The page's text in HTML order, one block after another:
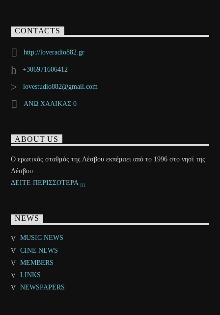
CONTACTS
http://loveradio882.gr
+306971606412
lovestudio882@gmail.com
ΑΝΩ ΧΑΛΙΚΑΣ 0
ABOUT US
Ο ερωτικός σταθμός της Λέσβου εκπέμπει από το 1996 στο νησί της
Λέσβου....
ΔΕΙΤΕ ΠΕΡΙΣΣΟΤΕΡΑ
NEWS
MUSIC NEWS
CINE NEWS
MEMBERS
LINKS
NEWSPAPERS